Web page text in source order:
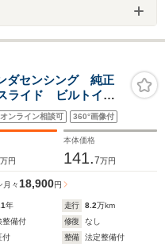
ダセンシング 純正
ライド ビルトイン
Bluetooth プッシ
ー CD/DVD再生
オンライン相談可 360°画像付
万円
本体価格
141.7万円
月々 18,900円
年 走行 8.2万km
整備付 修復
なし
付 整備
法定整備付